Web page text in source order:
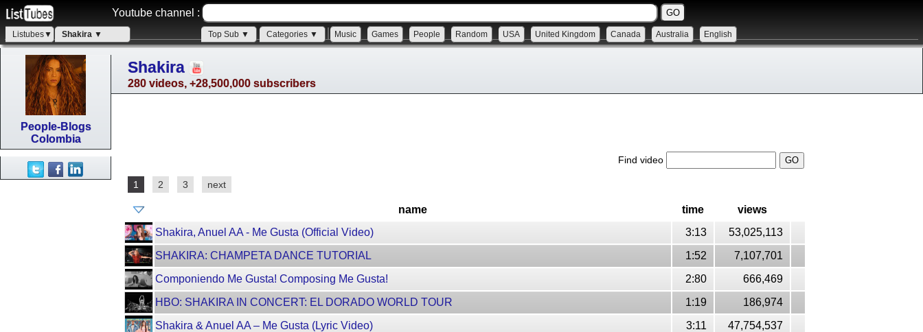
Youtube channel :
Listubes▼ Shakira ▼ Top Sub ▼ Categories ▼ Music Games People Random USA United Kingdom Canada Australia English
People-Blogs
Colombia
Shakira
280 videos, +28,500,000 subscribers
Find video
1 2 3 next
name time
views
Shakira, Anuel AA - Me Gusta (Official Video)
3:13
53,025,113
SHAKIRA: CHAMPETA DANCE TUTORIAL
1:52
7,107,701
Componiendo Me Gusta! Composing Me Gusta!
2:80
666,469
HBO: SHAKIRA IN CONCERT: EL DORADO WORLD TOUR
1:19
186,974
Shakira & Anuel AA – Me Gusta (Lyric Video)
3:11
47,754,537